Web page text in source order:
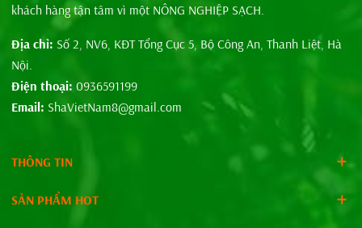
khách hàng tận tâm vì một NÔNG NGHIỆP SẠCH.
Địa chỉ: Số 2, NV6, KĐT Tổng Cục 5, Bộ Công An, Thanh Liệt, Hà
Nội.
Điện thoại: 0936591199
Email: ShaVietNam8@gmail.com
THÔNG TIN
SẢN PHẨM HOT